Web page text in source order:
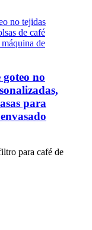
goteo no
para
para café de